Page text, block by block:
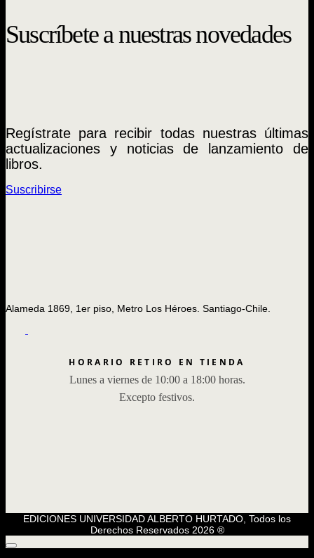
Suscríbete a nuestras novedades
Regístrate para recibir todas nuestras últimas
actualizaciones y noticias de lanzamiento de
libros.
Suscribirse
Alameda 1869, 1er piso, Metro Los Héroes. Santiago-Chile.
HORARIO RETIRO EN TIENDA
Lunes a viernes de 10:00 a 18:00 horas.
Excepto festivos.
EDICIONES UNIVERSIDAD ALBERTO HURTADO, Todos los
Derechos Reservados 2026 ®